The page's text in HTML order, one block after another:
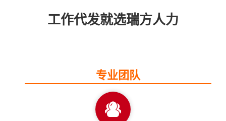
工作代发就选瑞方人力
专业团队